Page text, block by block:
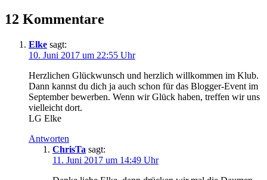
12 Kommentare
Elke sagt:
10. Juni 2017 um 22:55 Uhr
Herzlichen Glückwunsch und herzlich willkommen im Klub.
Dann kannst du dich ja auch schon für das Blogger-Event im
September bewerben. Wenn wir Glück haben, treffen wir uns
vielleicht dort.
LG Elke
Antworten
ChrisTa sagt:
11. Juni 2017 um 14:49 Uhr